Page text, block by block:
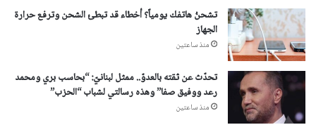
تشحنُ هاتفك يومياً؟ أخطاء قد تبطئ الشحن وترفع حرارة
الجهاز
منذ ساعتين
تحدّث عن ثقته بالعدوّ.. ممثل لبنانيّ: “بحاسب بري ومحمد
رعد ووفيق صفا” وهذه رسالتي لشباب “الحزب”
منذ ساعتين